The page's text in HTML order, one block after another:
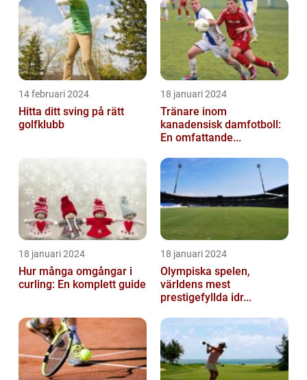
14 februari 2024
Hitta ditt sving på rätt
golfklubb
18 januari 2024
Tränare inom
kanadensisk damfotboll:
En omfattande...
18 januari 2024
Hur många omgångar i
curling: En komplett guide
18 januari 2024
Olympiska spelen,
världens mest
prestigefyllda idr...